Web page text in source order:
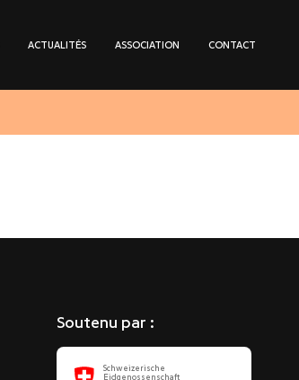
ACTUALITÉS ASSOCIATION CONTACT
Soutenu par :
Schweizerische
Eidgenossenschaft